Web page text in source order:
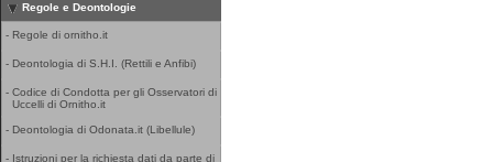
Regole e Deontologie
- Regole di ornitho.it
- Deontologia di S.H.I. (Rettili e Anfibi)
- Codice di Condotta per gli Osservatori di
Uccelli di Ornitho.it
- Deontologia di Odonata.it (Libellule)
- Istruzioni per la richiesta dati da parte di